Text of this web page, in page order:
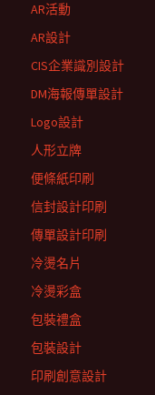
AR活動
AR設計
CIS企業識別設計
DM海報傳單設計
Logo設計
人形立牌
便條紙印刷
信封設計印刷
傳單設計印刷
冷燙名片
冷燙彩盒
包裝禮盒
包裝設計
印刷創意設計